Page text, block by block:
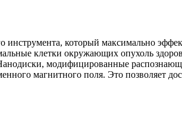
инструмента, который максимально
клетки окружающих опухоль
модифицированные
магнитного поля. Это